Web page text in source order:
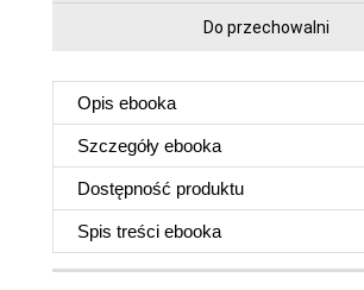
Do przechowalni
Opis ebooka
Szczegóły ebooka
Dostępność produktu
Spis treści ebooka